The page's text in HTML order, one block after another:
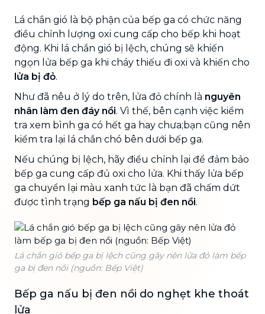
Lá chắn gió là bộ phận của bếp ga có chức năng
điều chỉnh lượng oxi cung cấp cho bếp khi hoạt
động. Khi lá chắn gió bị lệch, chúng sẽ khiến
ngọn lửa bếp ga khi cháy thiếu đi oxi và khiến cho
lửa bị đỏ.
Như đã nêu ở lý do trên, lửa đỏ chính là nguyên
nhân làm đen đáy nồi. Vì thế, bên cạnh việc kiểm
tra xem bình ga có hết ga hay chưa;bạn cũng nên
kiểm tra lại lá chắn chó bên dưới bếp ga.
Nếu chúng bị lệch, hãy điều chỉnh lại để đảm bảo
bếp ga cung cấp đủ oxi cho lửa. Khi thấy lửa bếp
ga chuyển lại màu xanh tức là bạn đã chấm dứt
được tình trạng bếp ga nấu bị đen nồi.
Lá chắn gió bếp ga bị lệch cũng gây nên lửa đỏ làm bếp
ga bị đen nồi (nguồn: Bếp Việt)
Bếp ga nấu bị đen nồi do nghẹt khe thoát
lửa